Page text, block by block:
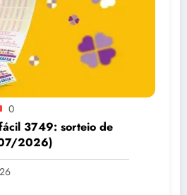
0
3749: sorteio de
2026)